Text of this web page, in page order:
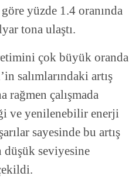
yüzde 1.4 oranında
tona ulaştı.
çok büyük oranda
salımlarındaki artış
rağmen çalışmada
ve yenilenebilir enerji
sayesinde bu artış
düşük seviyesine